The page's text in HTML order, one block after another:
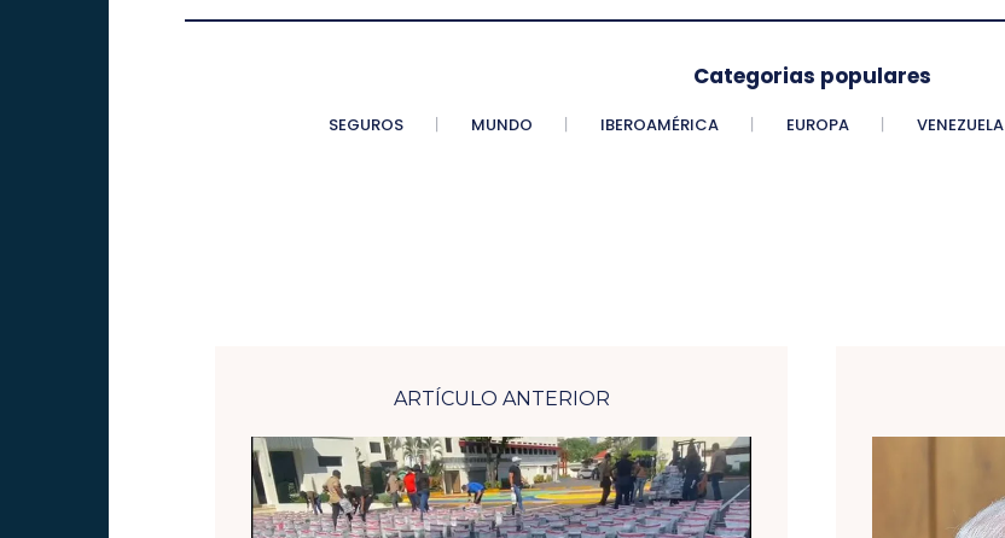
Categorias populares
SEGUROS MUNDO IBEROAMÉRICA EUROPA VENEZUELA
ARTÍCULO ANTERIOR